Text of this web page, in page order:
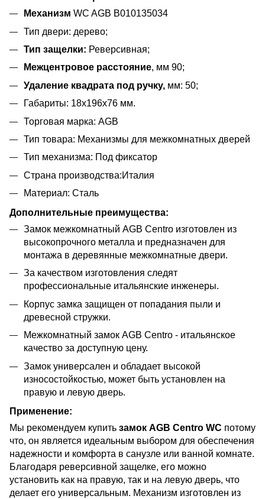
Механизм WC AGB B010135034
Тип двери: дерево;
Тип защелки: Реверсивная;
Межцентровое расстояние, мм 90;
Удаление квадрата под ручку, мм: 50;
Габариты: 18x196x76 мм.
Торговая марка: AGB
Тип товара: Механизмы для межкомнатных дверей
Тип механизма: Под фиксатор
Страна производства:Италия
Материал: Сталь
Дополнительные преимущества:
Замок межкомнатный AGB Centro изготовлен из
высокопрочного металла и предназначен для
монтажа в деревянные межкомнатные двери.
За качеством изготовления следят
профессиональные итальянские инженеры.
Корпус замка защищен от попадания пыли и
древесной стружки.
Межкомнатный замок AGB Centro - итальянское
качество за доступную цену.
Замок универсален и обладает высокой
износостойкостью, может быть установлен на
правую и левую дверь.
Применение:
Мы рекомендуем купить замок AGB Centro WC потому
что, он является идеальным выбором для обеспечения
надежности и комфорта в санузле или ванной комнате.
Благодаря реверсивной защелке, его можно
установить как на правую, так и на левую дверь, что
делает его универсальным. Механизм изготовлен из